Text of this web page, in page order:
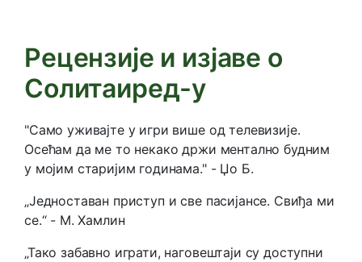
Рецензије и изјаве о
Солитаиред-у
"Само уживајте у игри више од телевизије.
Осећам да ме то некако држи ментално будним
у мојим старијим годинама." - Џо Б.
„Једноставан приступ и све пасијансе. Свиђа ми
се.“ - М. Хамлин
„Тако забавно играти, наговештаји су доступни